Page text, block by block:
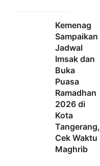
Kemenag
Sampaikan
Jadwal
Imsak dan
Buka
Puasa
Ramadhan
2026 di
Kota
Tangerang,
Cek Waktu
Maghrib